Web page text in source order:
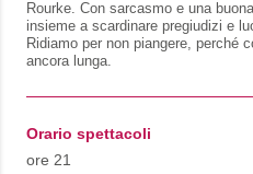
Rourke. Con sarcasmo e una
insieme a scardinare pregiudizi e
Ridiamo per non piangere, perché
ancora lunga.
Orario spettacoli
ore 21